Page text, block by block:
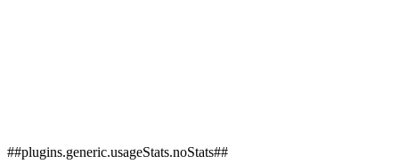
##plugins.generic.usageStats.noStats##